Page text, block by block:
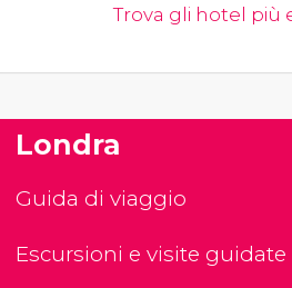
Trova gli hotel più
Londra
Guida di viaggio
Escursioni e visite guidate